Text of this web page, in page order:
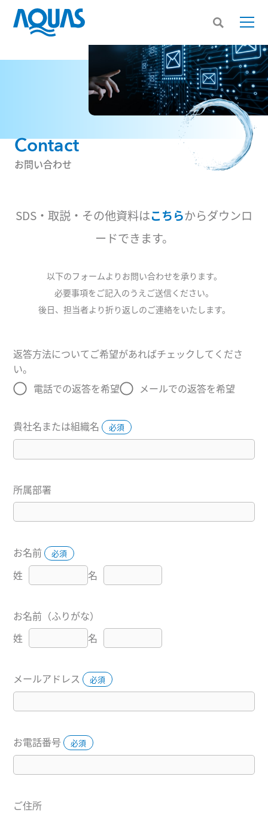
Contact
お問い合わせ
SDS・取説・その他資料はこちらからダウンロ
ードできます。
以下のフォームよりお問い合わせを承ります。
必要事項をご記入のうえご送信ください。
後日、担当者より折り返しのご連絡をいたします。
返答方法についてご希望があればチェックしてくださ
い。
無回答
電話での返答を希望 メールでの返答を希望
貴社名または組織名 必須
所属部署
お名前 必須
姓 名
お名前（ふりがな）
姓
名
メールアドレス 必須
お電話番号 必須
ご住所